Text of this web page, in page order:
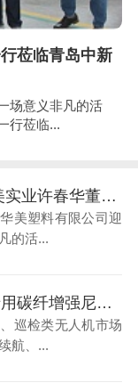
莅临青岛中新
场意义非凡的活
行莅临...
热烈欢迎|奇美实业许春华董事长一行莅临青岛中新华美视察指导
美塑料有限公司迎
的活...
无人机机架专用碳纤增强尼龙，低空经济轻量化材料
巡检类无人机市场
航、...